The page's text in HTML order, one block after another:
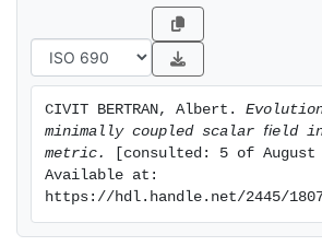
CIVIT BERTRAN, Albert.
minimally coupled scalar ﬁeld
metric.
[consulted: 5 of August
Available at:
https://hdl.handle.net/2445/